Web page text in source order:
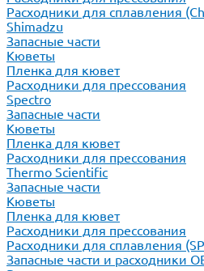
Расходники для сплавления
Shimadzu
Запасные части
Кюветы
Пленка для кювет
Расходники для прессования
Spectro
Запасные части
Кюветы
Пленка для кювет
Расходники для прессования
Thermo Scientific
Запасные части
Кюветы
Пленка для кювет
Расходники для прессования
Расходники для сплавления
Запасные части и расходники